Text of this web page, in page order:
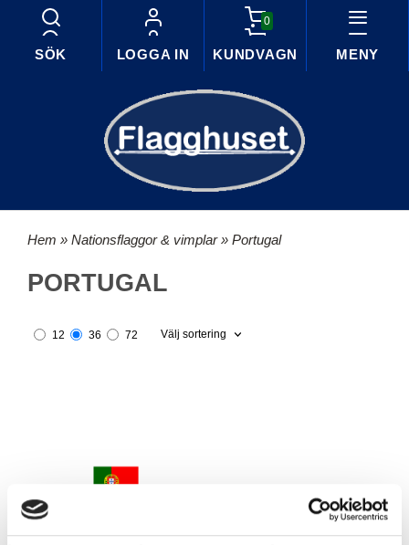
SÖK LOGGA IN
0
KUNDVAGN MENY
Hem » Nationsflaggor & vimplar» Portugal
PORTUGAL
12 36 72 Välj sortering